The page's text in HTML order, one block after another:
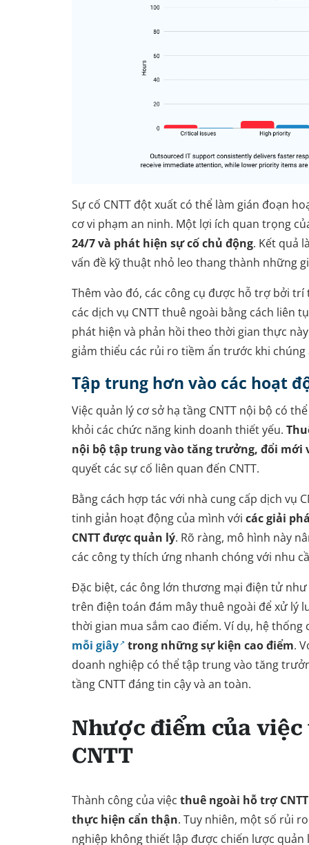
Sự cố CNTT đột xuất có thể làm gián đoạn
cơ vi phạm an ninh. Một lợi ích quan trọng
24/7 và phát hiện sự cố chủ động. Kết quả
vấn đề kỹ thuật nhỏ leo thang thành những
Thêm vào đó, các công cụ được hỗ trợ bởi
các dịch vụ CNTT thuê ngoài bằng cách liên
phát hiện và phản hồi theo thời gian thực
giảm thiểu các rủi ro tiềm ẩn trước khi
Tập trung hơn vào các hoạt
Việc quản lý cơ sở hạ tầng CNTT nội bộ có
khỏi các chức năng kinh doanh thiết yếu.
nội bộ tập trung vào tăng trưởng, đổi mới
quyết các sự cố liên quan đến CNTT.
Bằng cách hợp tác với nhà cung cấp dịch vụ
tinh giản hoạt động của mình với các giải
CNTT được quản lý. Rõ ràng, mô hình này
các công ty thích ứng nhanh chóng với nhu
Đặc biệt, các ông lớn thương mại điện tử
trên điện toán đám mây thuê ngoài để xử lý
thời gian mua sắm cao điểm. Ví dụ, hệ
mỗi giây trong những sự kiện cao điểm.
doanh nghiệp có thể tập trung vào tăng
tầng CNTT đáng tin cậy và an toàn.
Nhược điểm của
CNTT
Thành công của việc thuê ngoài hỗ trợ CNTT
thực hiện cẩn thận. Tuy nhiên, một số rủi
nghiệp không thiết lập được chiến lược quản